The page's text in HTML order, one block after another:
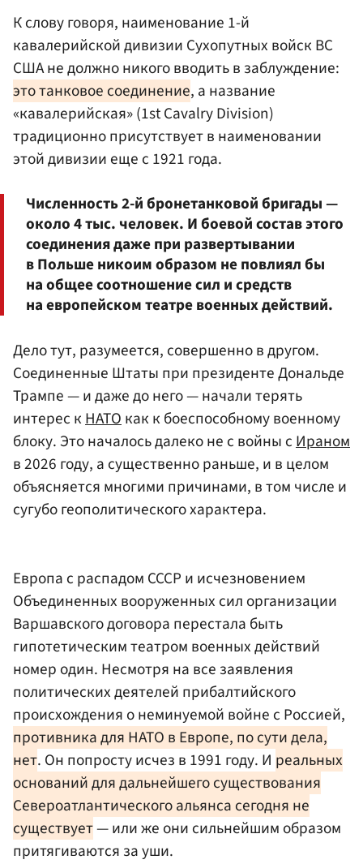
К слову говоря, наименование 1-й
кавалерийской дивизии Сухопутных войск ВС
США не должно никого вводить в заблуждение:
это танковое соединение, а название
«кавалерийская» (1st Cavalry Division)
традиционно присутствует в наименовании
этой дивизии еще с 1921 года.
Численность 2-й бронетанковой бригады —
около 4 тыс. человек. И боевой состав этого
соединения даже при развертывании
в Польше никоим образом не повлиял бы
на общее соотношение сил и средств
на европейском театре военных действий.
Дело тут, разумеется, совершенно в другом.
Соединенные Штаты при президенте Дональде
Трампе — и даже до него — начали терять
интерес кНАТОкак к боеспособному военному
блоку. Это началось далеко не с войны сИраном
в 2026 году, а существенно раньше, и в целом
объясняется многими причинами, в том числе и
сугубо геополитического характера.
Европа с распадом СССР и исчезновением
Объединенных вооруженных сил организации
Варшавского договора перестала быть
гипотетическим театром военных действий
номер один. Несмотря на все заявления
политических деятелей прибалтийского
происхождения о неминуемой войне с Россией,
противника для НАТО в Европе, по сути дела,
нет. Он попросту исчез в 1991 году. И реальных
оснований для дальнейшего существования
Североатлантического альянса сегодня не
существует— или же они сильнейшим образом
притягиваются за уши.